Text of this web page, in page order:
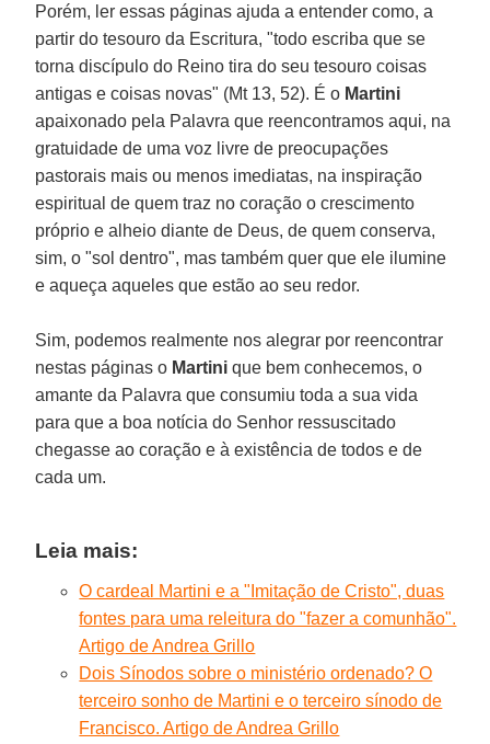
Porém, ler essas páginas ajuda a entender como, a
partir do tesouro da Escritura, "todo escriba que se
torna discípulo do Reino tira do seu tesouro coisas
antigas e coisas novas" (Mt 13, 52). É o Martini
apaixonado pela Palavra que reencontramos aqui, na
gratuidade de uma voz livre de preocupações
pastorais mais ou menos imediatas, na inspiração
espiritual de quem traz no coração o crescimento
próprio e alheio diante de Deus, de quem conserva,
sim, o "sol dentro", mas também quer que ele ilumine
e aqueça aqueles que estão ao seu redor.
Sim, podemos realmente nos alegrar por reencontrar
nestas páginas o Martini que bem conhecemos, o
amante da Palavra que consumiu toda a sua vida
para que a boa notícia do Senhor ressuscitado
chegasse ao coração e à existência de todos e de
cada um.
Leia mais:
O cardeal Martini e a "Imitação de Cristo", duas
fontes para uma releitura do "fazer a comunhão".
Artigo de Andrea Grillo
Dois Sínodos sobre o ministério ordenado? O
terceiro sonho de Martini e o terceiro sínodo de
Francisco. Artigo de Andrea Grillo